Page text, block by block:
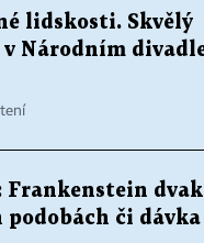
lidskosti. Skvělý
Národním
podobách či